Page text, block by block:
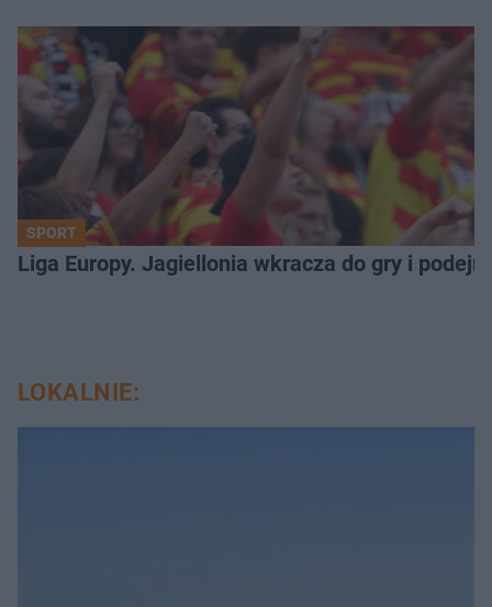
SPORT
Liga Europy. Jagiellonia wkracza do gry i
LOKALNIE: